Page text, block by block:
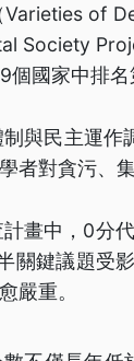
of
Society
國家中排名
與民主運
者對貪污、
畫中，0分
關鍵議題受
嚴重。